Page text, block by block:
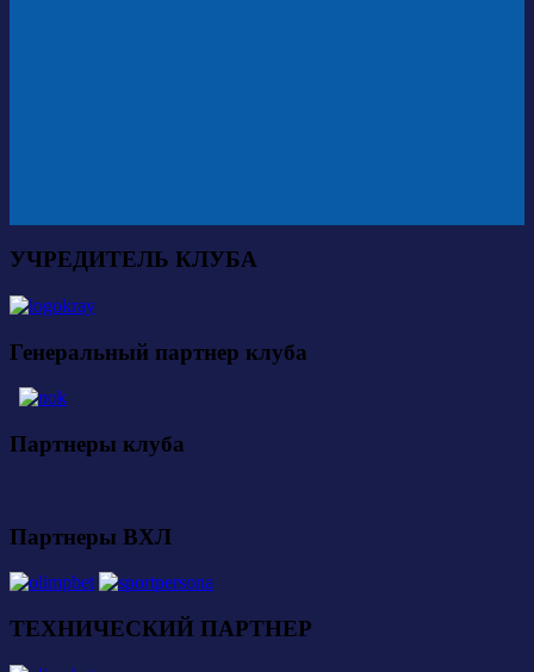
УЧРЕДИТЕЛЬ КЛУБА
Генеральный партнер клуба
Партнеры клуба
Партнеры ВХЛ
ТЕХНИЧЕСКИЙ ПАРТНЕР